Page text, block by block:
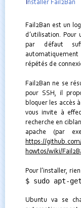
nstaller Fail2Ban
Fail2Ban est un
d’utilisation. Pour
par défaut
répétés de
Fail2Ban ne se
pour SSH, il
bloquer les accès
vous invite à
recherche en
apache (par
https://
howtos/wiki/
Pour l’installer,
$ sudo apt-
Ubuntu va se